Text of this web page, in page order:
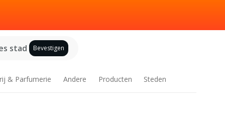
stad Bevestigen
& Parfumerie Andere Producten Steden